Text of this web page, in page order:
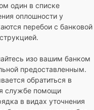
один в списке
оплошности у
перебои с банковой
изо вашим банком
предоставленным.
обратиться в
службе помощи
в видах уточнения